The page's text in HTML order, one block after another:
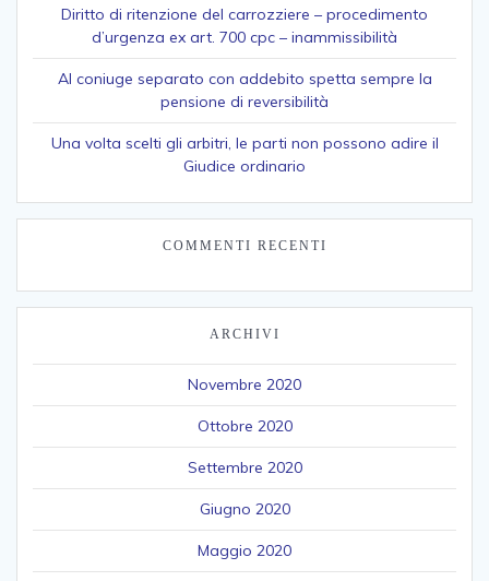
Diritto di ritenzione del carrozziere – procedimento
d’urgenza ex art. 700 cpc – inammissibilità
Al coniuge separato con addebito spetta sempre la
pensione di reversibilità
Una volta scelti gli arbitri, le parti non possono adire il
Giudice ordinario
COMMENTI RECENTI
ARCHIVI
Novembre 2020
Ottobre 2020
Settembre 2020
Giugno 2020
Maggio 2020